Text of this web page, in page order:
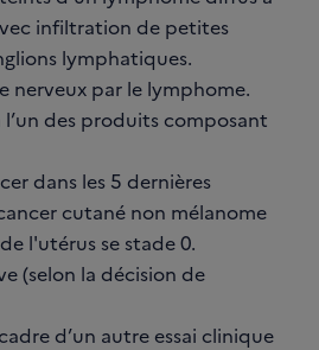
infiltration de petites
lymphatiques.
nerveux par le lymphome.
des produits composant
dans les 5 dernières
cutané non mélanome
l'utérus se stade 0.
(selon la décision de
d’un autre essai clinique